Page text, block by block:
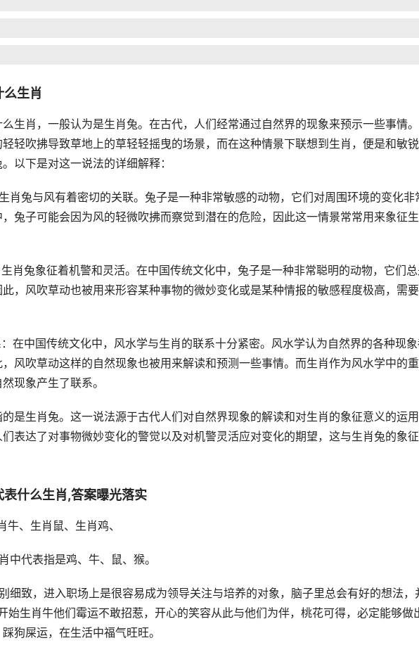
么生肖
生肖，一般认为是生肖兔。在古代，人们经常通过自然界的现象来预示一些事情
轻吹拂导致草地上的草轻轻摇曳的场景，而在这种情景下联想到生肖，便是和敏
以下是对这一说法的详细解释：
肖兔与风有着密切的关联。兔子是一种非常敏感的动物，它们对周围环境的变化非
兔子可能会因为风的轻微吹拂而察觉到潜在的危险，因此这一情景常常用来象征
肖兔象征着机警和灵活。在中国传统文化中，兔子是一种非常聪明的动物，它们
，风吹草动也被用来形容某种事物的微妙变化或是某种情报的敏感程度极高，需
在中国传统文化中，风水学与生肖的联系十分紧密。风水学认为自然界的各种现
风吹草动这样的自然现象也被用来解读和预测一些事情。而生肖作为风水学中的
现象产生了联系。
是生肖兔。这一说法源于古代人们对自然界现象的解读和对生肖的象征意义的运用
表达了对事物微妙变化的警觉以及对机警灵活应对变化的期望，这与生肖兔的象
什么生肖,答案曝光落实
牛、生肖鼠、生肖鸡、
中代表指是鸡、牛、鼠、猴。
细致，进入职场上是很容易成为领导关注与培养的对象，脑子里总会有好的想法，
始生肖牛他们霉运不敢招惹，开心的笑容从此与他们为伴，桃花可得，必定能够做
狗屎运，在生活中福气旺旺。